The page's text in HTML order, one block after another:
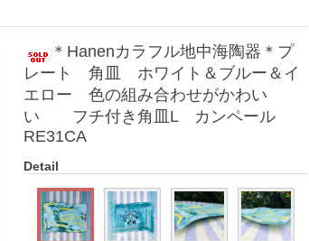
＊Hanenカラフル地中海陶器＊プ
レート 角皿 ホワイト＆ブルー＆イ
エロー 色の組み合わせがかわい
い フチ付き角皿L カンペール
RE31CA
Detail